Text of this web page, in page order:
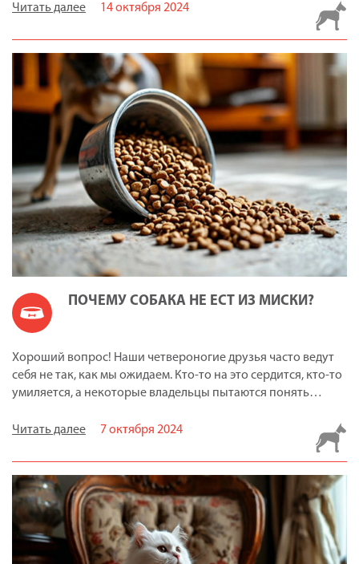
Читать далее 14 октября 2024
ПОЧЕМУ СОБАКА НЕ ЕСТ ИЗ МИСКИ?
Хороший вопрос! Наши четвероногие друзья часто ведут
себя не так, как мы ожидаем. Кто-то на это сердится, кто-то
умиляется, а некоторые владельцы пытаются понять…
Читать далее 7 октября 2024